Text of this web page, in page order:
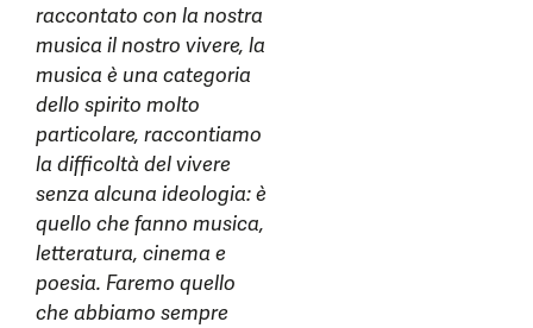
raccontato con la nostra
musica il nostro vivere, la
musica è una categoria
dello spirito molto
particolare, raccontiamo
la difficoltà del vivere
senza alcuna ideologia: è
quello che fanno musica,
letteratura, cinema e
poesia. Faremo quello
che abbiamo sempre